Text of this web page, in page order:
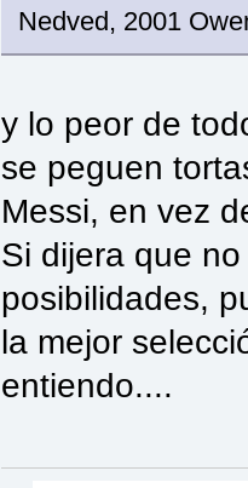
Nedved, 2001
y lo peor de
se peguen
Messi, en vez
Si dijera que
posibilidades,
la mejor
entiendo....